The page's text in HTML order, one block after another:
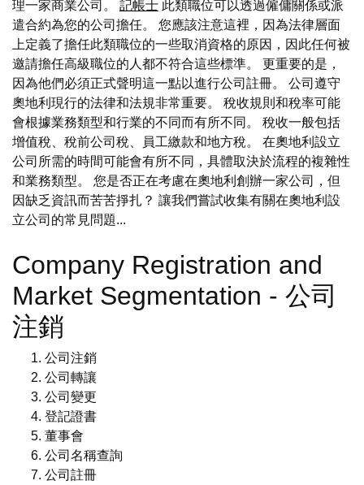
理一家商業公司。 記帳士 此類職位可以透過僱傭關係或派
遣合約為您的公司擔任。 您應該注意這裡，因為法律層面
上定義了擔任此類職位的一些取消資格的原因，因此任何被
邀請擔任高級職位的人都不符合這些標準。 更重要的是，
因為他們必須正式聲明這一點以進行公司註冊。 公司遵守
奧地利現行的法律和法規非常重要。 稅收規則和稅率可能
會根據業務類型和行業的不同而有所不同。 稅收一般包括
增值稅、稅前公司稅、員工繳款和地方稅。 在奧地利設立
公司所需的時間可能會有所不同，具體取決於流程的複雜性
和業務類型。 您是否正在考慮在奧地利創辦一家公司，但
因缺乏資訊而苦苦掙扎？ 讓我們嘗試收集有關在奧地利設
立公司的常見問題...
Company Registration and
Market Segmentation - 公司
注銷
公司注銷
公司轉讓
公司變更
登記證書
董事會
公司名稱查詢
公司註冊